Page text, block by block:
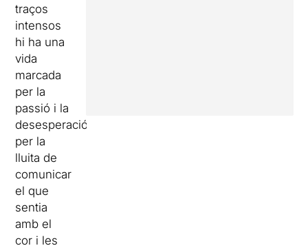
traços
intensos
hi ha una
vida
marcada
per la
passió i la
desesperació,
per la
lluita de
comunicar
el que
sentia
amb el
cor i les